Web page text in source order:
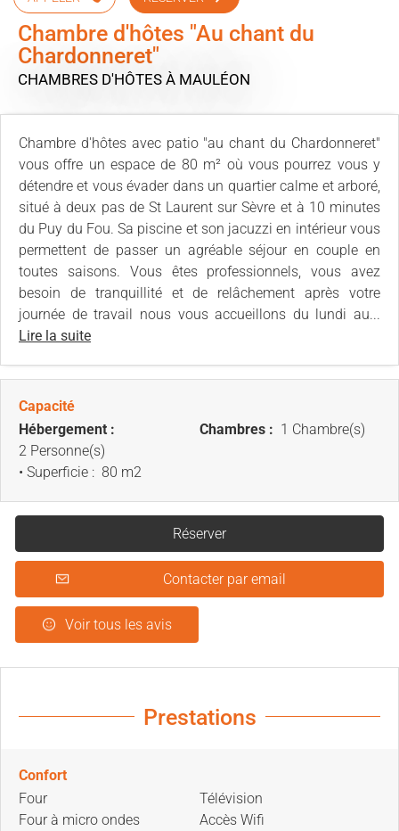
Chambre d'hôtes "Au chant du
Chardonneret"
CHAMBRES D'HÔTES À MAULÉON
Chambre d'hôtes avec patio "au chant du Chardonneret"
vous offre un espace de 80 m² où vous pourrez vous y
détendre et vous évader dans un quartier calme et arboré,
situé à deux pas de St Laurent sur Sèvre et à 10 minutes
du Puy du Fou. Sa piscine et son jacuzzi en intérieur vous
permettent de passer un agréable séjour en couple en
toutes saisons. Vous êtes professionnels, vous avez
besoin de tranquillité et de relâchement après votre
journée de travail nous vous accueillons du lundi au...
Lire la suite
Capacité
Hébergement :
2 Personne(s)
• Superficie : 80 m2
Chambres : 1 Chambre(s)
Réserver
Contacter par email
Voir tous les avis
Prestations
Confort
Four
Four à micro ondes
Télévision
Accès Wifi